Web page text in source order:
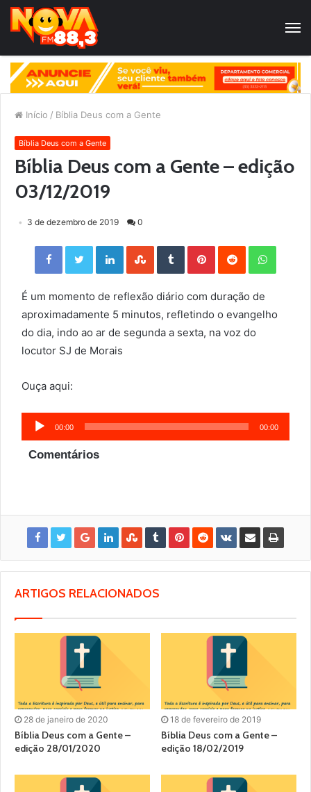
Início / Bíblia Deus com a Gente
Bíblia Deus com a Gente
Bíblia Deus com a Gente – edição
03/12/2019
3 de dezembro de 2019 0
Facebook Twitter LinkedIn StumbleUpon Tumblr Pinterest Reddit
É um momento de reflexão diário com duração de
aproximadamente 5 minutos, refletindo o evangelho
do dia, indo ao ar de segunda a sexta, na voz do
locutor SJ de Morais
Ouça aqui:
Tocador
de
áudio
00:00 00:00
Comentários
ARTIGOS RELACIONADOS
28 de janeiro de 2020
Bíblia Deus com a Gente –
edição 28/01/2020
18 de fevereiro de 2019
Bíblia Deus com a Gente –
edição 18/02/2019